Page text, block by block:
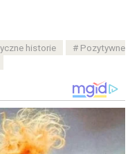
historie
Pozytywne